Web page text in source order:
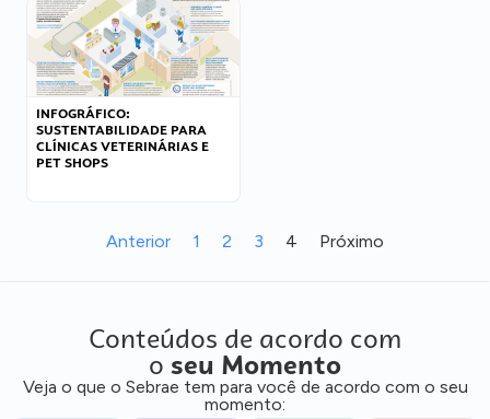
INFOGRÁFICO:
SUSTENTABILIDADE PARA
CLÍNICAS VETERINÁRIAS E
PET SHOPS
Anterior 1 2 3 4 Próximo
Conteúdos de acordo com
o seu Momento
Veja o que o Sebrae tem para você de acordo com o seu
momento: